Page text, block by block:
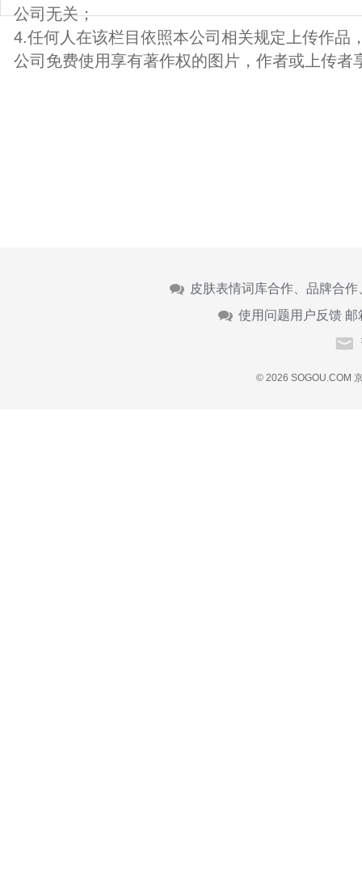
公司无关；
4.任何人在该栏目依照本公司相关规定上传作品
公司免费使用享有著作权的图片，作者或上传者
皮肤表情词库合作、品牌合
使用问题用户反馈 邮
© 2026 SOGOU.COM